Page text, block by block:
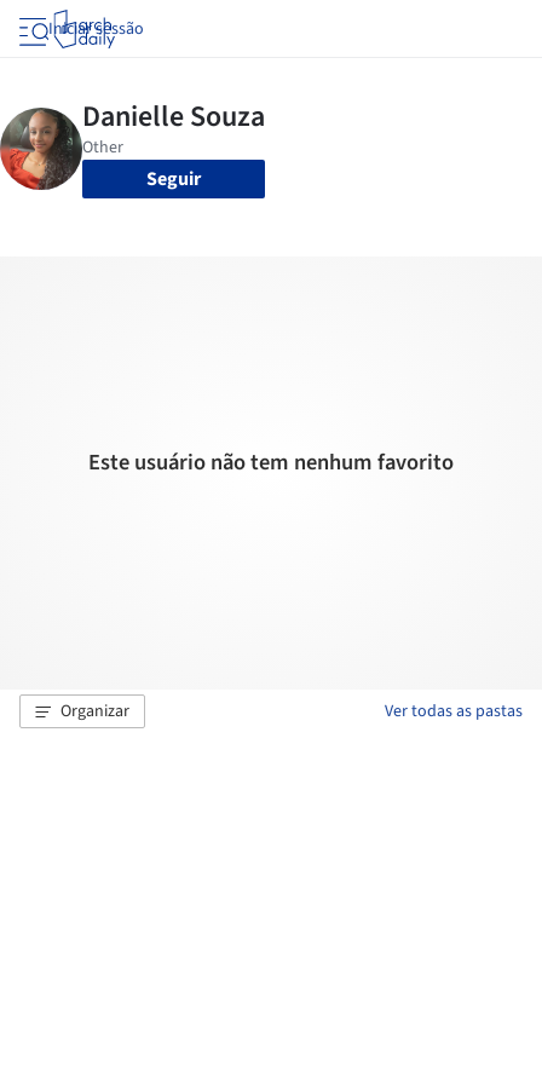
Iniciar sessão
Seguir
Este usuário não tem nenhum favorito
Organizar Ver todas as pastas